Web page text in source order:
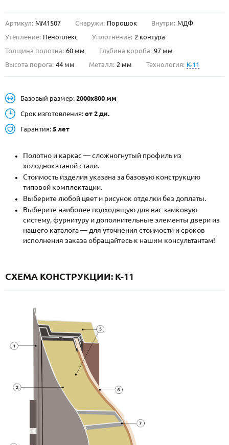
О НАС
Металлические двери от производителя с доставкой и установкой в
Москве и МО
НАЙТИ:
+7 (495) 411-44-41
INFO@META-M.RU
ЗАПРОСИТЬ РАСЧЕТ
Каталог Распродажа Как купить
Записаться на замер
Артикул: ММ1507 Снаружи: Порошок Внутри: МДФ
Утепление: Пеноплекс Уплотнение: 2 контура
Толщина полотна: 60 мм Глубина короба: 97 мм
Высота порога: 44 мм Металл: 2 мм Технология: K-11
Базовый размер: 2000х800 мм
Срок изготовления: от 2 дн.
Гарантия: 5 лет
Полотно и каркас — сложногнутый профиль из
холоднокатаной стали.
Стоимость изделия указана за базовую конструкцию
типовой комплектации.
Выберите любой цвет и рисунок отделки без доплаты.
Выберите наиболее подходящую для вас замковую
систему, фурнитуру и дополнительные элементы двери из
нашего каталога — для уточнения стоимости и сроков
исполнения заказа обращайтесь к нашим консультантам!
СХЕМА КОНСТРУКЦИИ: K-11